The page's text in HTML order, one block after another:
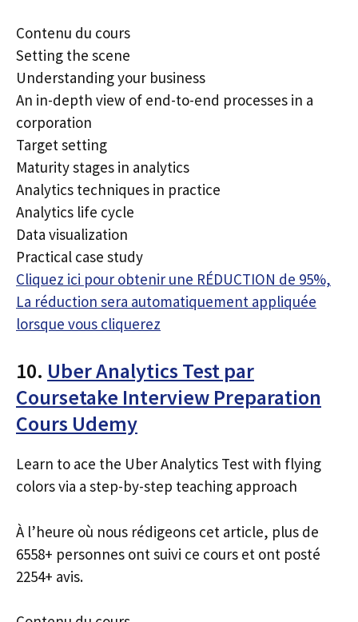
Contenu du cours
Setting the scene
Understanding your business
An in-depth view of end-to-end processes in a
corporation
Target setting
Maturity stages in analytics
Analytics techniques in practice
Analytics life cycle
Data visualization
Practical case study
Cliquez ici pour obtenir une RÉDUCTION de 95%,
La réduction sera automatiquement appliquée
lorsque vous cliquerez
10. Uber Analytics Test par
Coursetake Interview Preparation
Cours Udemy
Learn to ace the Uber Analytics Test with flying
colors via a step-by-step teaching approach
À l’heure où nous rédigeons cet article, plus de
6558+ personnes ont suivi ce cours et ont posté
2254+ avis.